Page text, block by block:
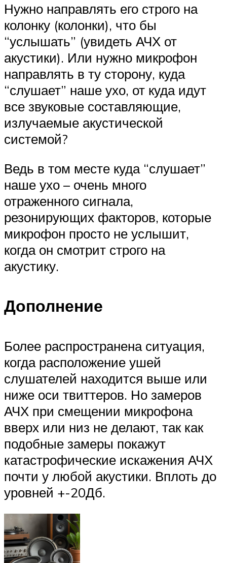
Нужно направлять его строго на
колонку (колонки), что бы
“услышать” (увидеть АЧХ от
акустики). Или нужно микрофон
направлять в ту сторону, куда
“слушает” наше ухо, от куда идут
все звуковые составляющие,
излучаемые акустической
системой?
Ведь в том месте куда “слушает”
наше ухо – очень много
отраженного сигнала,
резонирующих факторов, которые
микрофон просто не услышит,
когда он смотрит строго на
акустику.
Дополнение
Более распространена ситуация,
когда расположение ушей
слушателей находится выше или
ниже оси твиттеров. Но замеров
АЧХ при смещении микрофона
вверх или низ не делают, так как
подобные замеры покажут
катастрофические искажения АЧХ
почти у любой акустики. Вплоть до
уровней +-20Дб.